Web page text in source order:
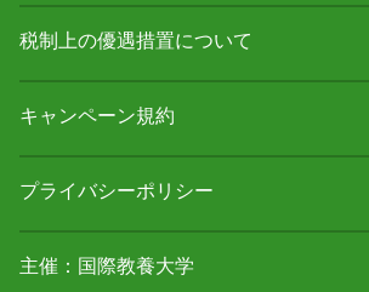
税制上の優遇措置について
キャンペーン規約
プライバシーポリシー
主催：国際教養大学